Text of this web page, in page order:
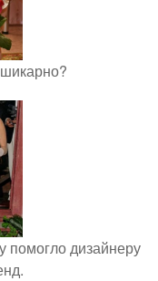
помогло дизайнеру